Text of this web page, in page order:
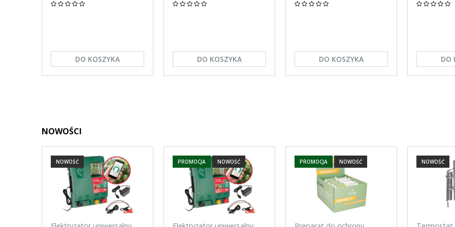
DO KOSZYKA DO KOSZYKA DO KOSZYKA DO
NOWOŚCI
NOWOŚĆ PROMOCJA NOWOŚĆ PROMOCJA NOWOŚĆ NOWOŚĆ